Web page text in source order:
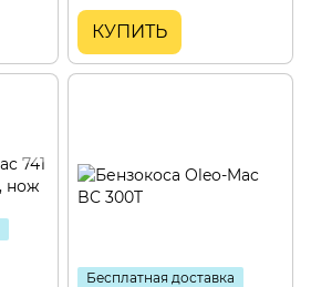
КУПИТЬ
Бесплатная доставка